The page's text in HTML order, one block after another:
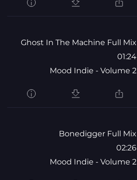
Ghost In The Machine Full Mix
01:24
Mood Indie - Volume 2
Bonedigger Full Mix
02:26
Mood Indie - Volume 2